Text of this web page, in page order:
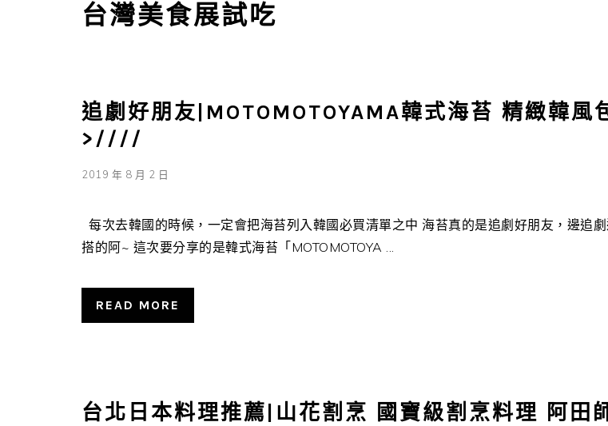
台灣美食展試吃
追劇好朋友|MOTOMOTOYAMA韓式海苔 精緻韓風
>////
2019 年 8 月 2 日
每次去韓國的時候，一定會把海苔列入韓國必買清單之中 海苔真的是追劇好朋友，邊追
搭的阿~ 這次要分享的是韓式海苔「MOTOMOTOYA ...
READ MORE
台北日本料理推薦|山花割烹 國寶級割烹料理 阿田